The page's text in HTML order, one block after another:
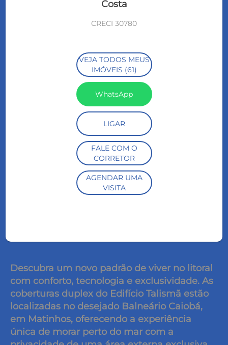
Costa
CRECI 30780
VEJA TODOS MEUS
IMÓVEIS (61)
WhatsApp
LIGAR
FALE COM O
CORRETOR
AGENDAR UMA
VISITA
Descubra um novo padrão de viver no litoral
com conforto, tecnologia e exclusividade. As
coberturas duplex do Edifício Talismã estão
localizadas no desejado Balneário Caiobá,
em Matinhos, oferecendo a experiência
única de morar perto do mar com a